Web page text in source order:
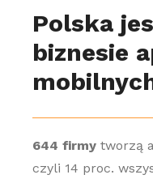
Polska
biznesie
644 firmytworzą
czyli 14 proc.